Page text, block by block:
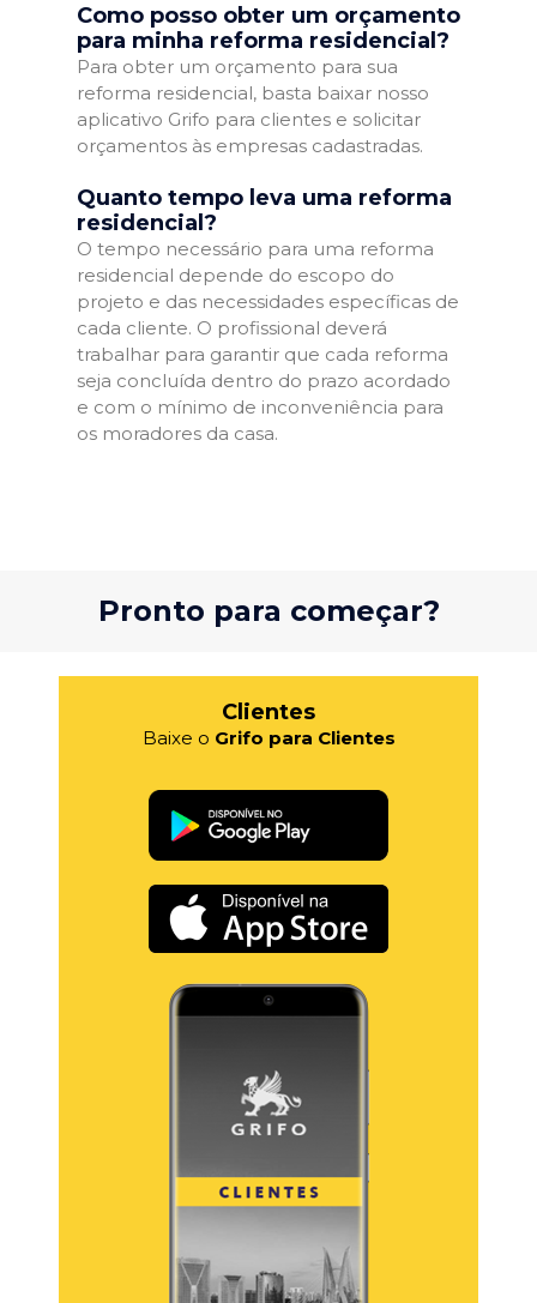
Como posso obter um orçamento
para minha reforma residencial?
Para obter um orçamento para sua
reforma residencial, basta baixar nosso
aplicativo Grifo para clientes e solicitar
orçamentos às empresas cadastradas.
Quanto tempo leva uma reforma
residencial?
O tempo necessário para uma reforma
residencial depende do escopo do
projeto e das necessidades específicas de
cada cliente. O profissional deverá
trabalhar para garantir que cada reforma
seja concluída dentro do prazo acordado
e com o mínimo de inconveniência para
os moradores da casa.
Pronto para começar?
Clientes
Baixe o Grifo para Clientes